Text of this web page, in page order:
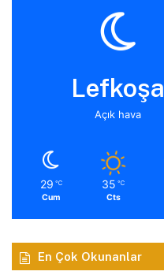
Lefkoşa
Açık hava
29 ℃
Cum
35 ℃
Cts
En Çok Okunanlar